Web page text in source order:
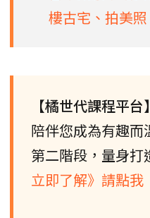
樓古宅、拍美照
【橘世代課程平台】
陪伴您成為有趣
第二階段，量身打
立即了解》請點我